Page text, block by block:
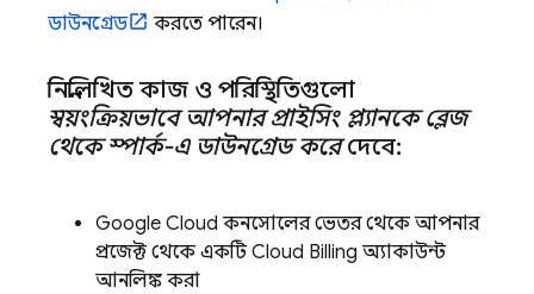
ডাউনগ্রেড
করতে পারেন।
নিম্নলিখিত কাজ ও পরিস্থিতিগুলো
স্বয়ংক্রিয়ভাবে আপনার প্রাইসিং প্ল্যানকে ব্লেজ
থেকে স্পার্ক-এ ডাউনগ্রেড করেদেবে:
Google Cloud কনসোলের ভেতর থেকে আপনার
প্রজেক্ট থেকে একটিCloud Billing অ্যাকাউন্ট
আনলিঙ্ক করা